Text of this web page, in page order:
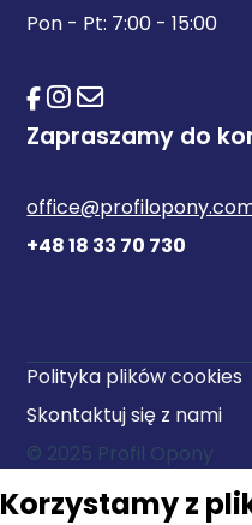
Pon - Pt: 7:00 - 15:00
Zapraszamy do
+48 18 33 70 730
Polityka plików cookies
Skontaktuj się z nami
© 2025 Profil Opony
Korzystamy z